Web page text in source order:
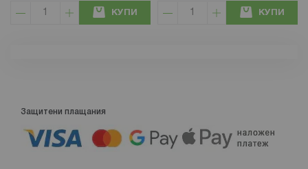
КУПИ КУПИ
Защитени плащания